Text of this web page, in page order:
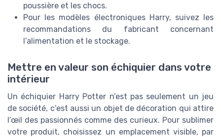
poussière et les chocs.
Pour les modèles électroniques Harry, suivez les
recommandations du fabricant concernant
l’alimentation et le stockage.
Mettre en valeur son échiquier dans votre
intérieur
Un échiquier Harry Potter n’est pas seulement un jeu
de société, c’est aussi un objet de décoration qui attire
l’œil des passionnés comme des curieux. Pour sublimer
votre produit, choisissez un emplacement visible, par